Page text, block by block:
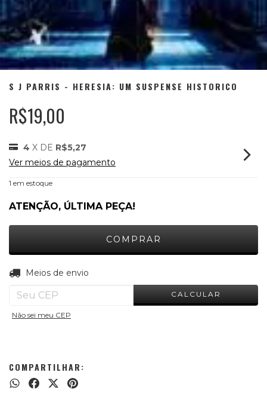
S J PARRIS - HERESIA: UM SUSPENSE HISTORICO
R$19,00
4 X DE R$5,27
Ver meios de pagamento
1 em estoque
ATENÇÃO, ÚLTIMA PEÇA!
Entregas para o CEP:
Meios de envio
CALCULAR
Não sei meu CEP
COMPARTILHAR: